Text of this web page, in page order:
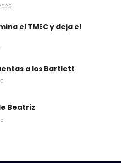
el TMEC y deja el
a los Bartlett
Beatriz